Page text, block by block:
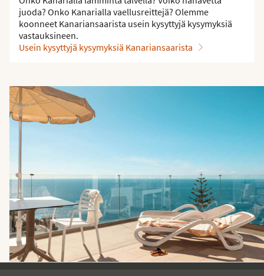
juoda? Onko Kanarialla vaellusreittejä? Olemme
koonneet Kanariansaarista usein kysyttyjä kysymyksiä
vastauksineen.
Usein kysyttyjä kysymyksiä Kanariansaarista